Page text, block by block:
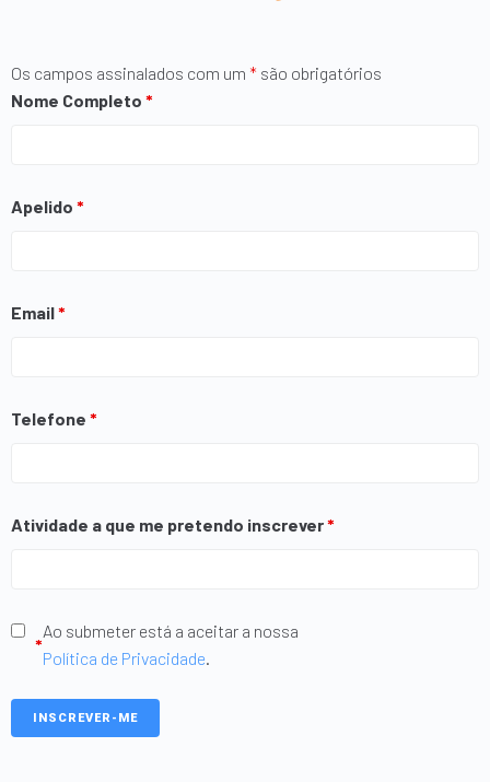
Os campos assinalados com um * são obrigatórios
Nome Completo *
Apelido *
Email*
Telefone *
Atividade a que me pretendo inscrever*
*
Ao submeter está a aceitar a nossa
Política de Privacidade.